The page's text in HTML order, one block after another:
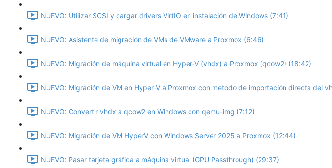
NUEVO: Utilizar SCSI y cargar drivers VirtIO en instalación de Windows (7:41)
NUEVO: Asistente de migración de VMs de VMware a Proxmox (6:46)
NUEVO: Migración de máquina virtual en Hyper-V (vhdx) a Proxmox (qcow2) (18:42)
NUEVO: Migración de VM en Hyper-V a Proxmox con metodo de importación directa del
NUEVO: Convertir vhdx a qcow2 en Windows con qemu-img (7:12)
NUEVO: Migración de VM HyperV con Windows Server 2025 a Proxmox (12:44)
NUEVO: Pasar tarjeta gráfica a máquina virtual (GPU Passthrough) (29:37)